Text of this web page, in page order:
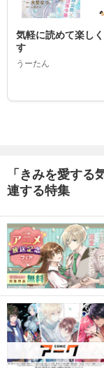
気軽に読めて楽し
す
うーたん
「きみを愛す
連する特集